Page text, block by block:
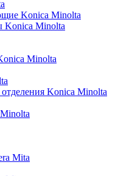
Konica Minolta
Konica Minolta
Minolta
Konica Minolta
Mita